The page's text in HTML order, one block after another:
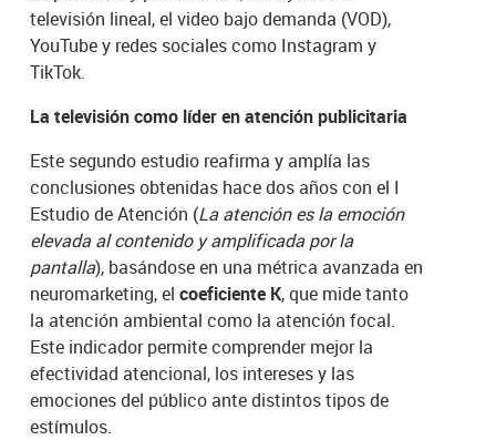
televisión lineal, el video bajo demanda (VOD),
YouTube y redes sociales como Instagram y
TikTok.
La televisión como líder en atención publicitaria
Este segundo estudio reafirma y amplía las
conclusiones obtenidas hace dos años con el I
Estudio de Atención (La atención es la emoción
elevada al contenido y amplificada por la
pantalla), basándose en una métrica avanzada en
neuromarketing, elcoeficiente K, que mide tanto
la atención ambiental como la atención focal.
Este indicador permite comprender mejor la
efectividad atencional, los intereses y las
emociones del público ante distintos tipos de
estímulos.